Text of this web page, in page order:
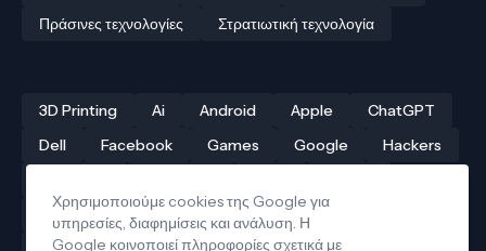
Πράσινες τεχνολογίες
Στρατιωτική τεχνολογία
3D Printing Ai Android Apple
ChatGPT
Dell
Facebook Games Google
Hackers
Αρχαίες τεχνολογίες
Δρόνοι
Ελληνική τεχνολογία
Χρησιμοποιούμε cookies της Google για
υπηρεσίες, διαφημίσεις και ανάλυση. Η
Google κοινοποιεί πληροφορίες σχετικά με